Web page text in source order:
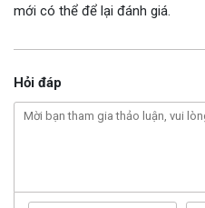
mới có thể để lại đánh giá.
Hỏi đáp